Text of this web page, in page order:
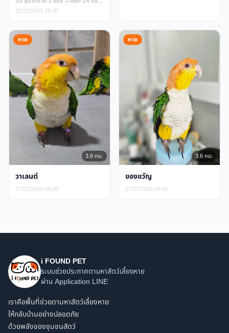
31/12/2565 16:00
หาย
3.6 กม.
วาเลนต์
27/07/2569 06:00
หาย
3.6 กม.
ของขวัญ
27/07/2569 06:00
i FOUND PET
ระบบช่วยประกาศตามหาสัตว์เลี้ยงหาย
ผ่าน Application LINE
เราคือพื้นที่ช่วยตามหาสัตว์เลี้ยงหาย
ให้กลับบ้านอย่างปลอดภัย
ด้วยพลังของชุมชนสัตว์